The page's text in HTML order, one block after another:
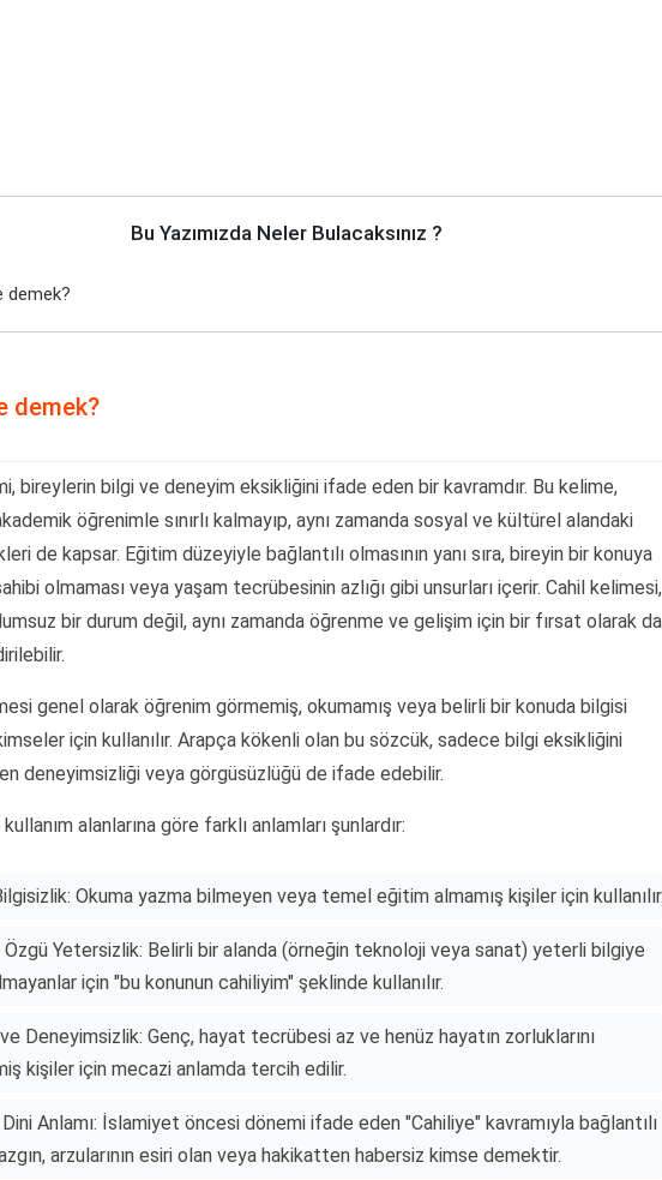
Bu Yazımızda Neler Bulacaksınız ?
demek?
demek?
bireylerin bilgi ve deneyim eksikliğini ifade eden bir kavramdır. Bu kelime,
öğrenimle sınırlı kalmayıp, aynı zamanda sosyal ve kültürel alandaki
de kapsar. Eğitim düzeyiyle bağlantılı olmasının yanı sıra, bireyin bir konuya
olmaması veya yaşam tecrübesinin azlığı gibi unsurları içerir. Cahil kelimesi,
bir durum değil, aynı zamanda öğrenme ve gelişim için bir fırsat olarak da
genel olarak öğrenim görmemiş, okumamış veya belirli bir konuda bilgisi
için kullanılır. Arapça kökenli olan bu sözcük, sadece bilgi eksikliğini
deneyimsizliği veya görgüsüzlüğü de ifade edebilir.
alanlarına göre farklı anlamları şunlardır:
Okuma yazma bilmeyen veya temel eğitim almamış kişiler için kullanılır.
Özgü Yetersizlik: Belirli bir alanda (örneğin teknoloji veya sanat) yeterli bilgiye
için "bu konunun cahiliyim" şeklinde kullanılır.
Deneyimsizlik: Genç, hayat tecrübesi az ve henüz hayatın zorluklarını
kişiler için mecazi anlamda tercih edilir.
Dini Anlamı: İslamiyet öncesi dönemi ifade eden "Cahiliye" kavramıyla bağlantılı
arzularının esiri olan veya hakikatten habersiz kimse demektir.